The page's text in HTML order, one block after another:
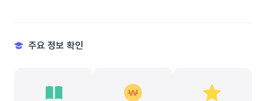
주요 정보 확인